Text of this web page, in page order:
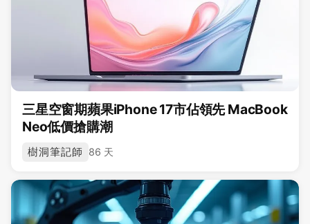
三星空窗期蘋果iPhone 17市佔領先 MacBook
Neo低價搶購潮
樹洞筆記師 86 天